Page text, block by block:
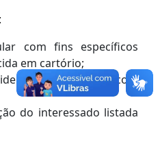
com fins específicos
em cartório;
pessoal com
do interessado listada